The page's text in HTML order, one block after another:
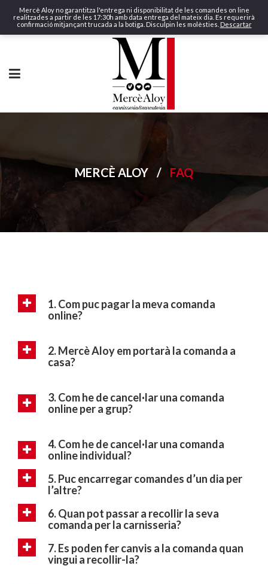
Mercè Aloy no garantitza l'entrega ni disponibilitat de les comandes on line
realitzades a partir de les 17:30h amb data entrega del mateix dia. Es requerirà
confirmació mitjançant trucada a la botiga. Disculpin les molèsties. Descartar
MERCÈ ALOY / FAQ
1. Com puc pagar la meva comanda
online?
2. Mercè Aloy em portarà la comanda a
casa?
3. Com he de cancel·lar una comanda
online per a grup?
4. Com he de cancel·lar una comanda
online individual?
5. Puc encarregar comandes d’un dia per
l’altre?
6. Quan pot passar a recollir la seva
comanda per la carnisseria?
7. Es poden fer canvis a la comanda quan
vingui a recollir-la?